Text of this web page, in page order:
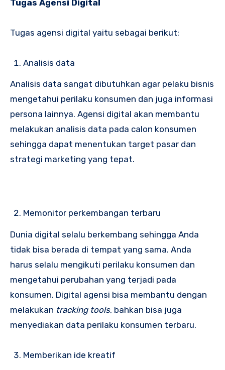
Tugas Agensi Digital
Tugas agensi digital yaitu sebagai berikut:
Analisis data
Analisis data sangat dibutuhkan agar pelaku bisnis
mengetahui perilaku konsumen dan juga informasi
persona lainnya. Agensi digital akan membantu
melakukan analisis data pada calon konsumen
sehingga dapat menentukan target pasar dan
strategi marketing yang tepat.
Memonitor perkembangan terbaru
Dunia digital selalu berkembang sehingga Anda
tidak bisa berada di tempat yang sama. Anda
harus selalu mengikuti perilaku konsumen dan
mengetahui perubahan yang terjadi pada
konsumen. Digital agensi bisa membantu dengan
melakukan tracking tools, bahkan bisa juga
menyediakan data perilaku konsumen terbaru.
Memberikan ide kreatif